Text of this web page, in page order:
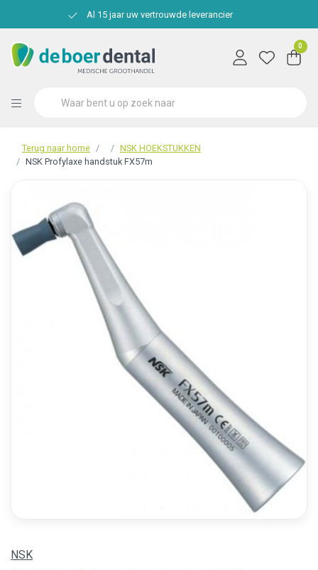
Al 15 jaar uw vertrouwde leverancier
0
Terug naar home
NSK HOEKSTUKKEN
NSK Profylaxe handstuk FX57m
NSK